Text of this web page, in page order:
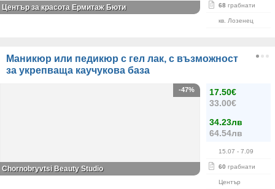
68 грабнати
кв. Лозенец
Център за красота Ермитаж Бюти
Маникюр или педикюр с гел лак, с възможност
за укрепваща каучукова база
17.50€
33.00€
34.23лв
64.54лв
15.07 - 7.09
60 грабнати
Център
-47%
Chornobryvtsi Beauty Studio